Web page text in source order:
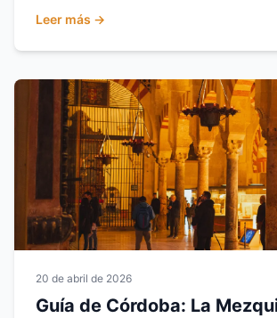
Leer más →
20 de abril de 2026
Guía de Córdoba: La